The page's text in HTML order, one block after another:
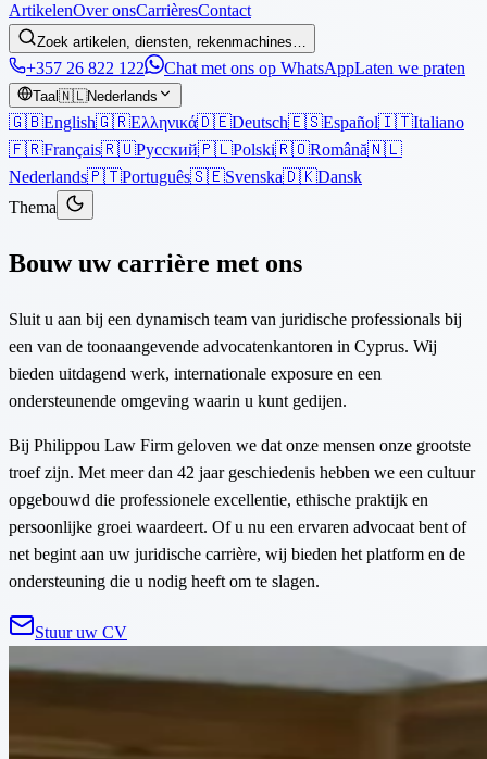
ArtikelenOver onsCarrièresContact
Zoek artikelen, diensten, rekenmachines…
+357 26 822 122 Chat met ons op WhatsAppLaten we praten
Taal🇳🇱Nederlands
🇬🇧English🇬🇷Ελληνικά🇩🇪Deutsch🇪🇸Español🇮🇹Italiano
🇫🇷Français🇷🇺Русский🇵🇱Polski🇷🇴Română🇳🇱
Nederlands🇵🇹Português🇸🇪Svenska🇩🇰Dansk
Thema
Bouw uw carrière met ons
Sluit u aan bij een dynamisch team van juridische professionals bij
een van de toonaangevende advocatenkantoren in Cyprus. Wij
bieden uitdagend werk, internationale exposure en een
ondersteunende omgeving waarin u kunt gedijen.
Bij Philippou Law Firm geloven we dat onze mensen onze grootste
troef zijn. Met meer dan 42 jaar geschiedenis hebben we een cultuur
opgebouwd die professionele excellentie, ethische praktijk en
persoonlijke groei waardeert. Of u nu een ervaren advocaat bent of
net begint aan uw juridische carrière, wij bieden het platform en de
ondersteuning die u nodig heeft om te slagen.
Stuur uw CV